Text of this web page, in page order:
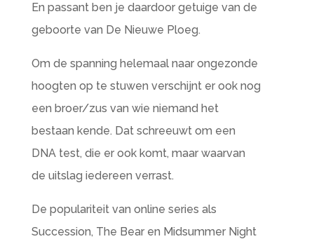
En passant ben je daardoor getuige van de
geboorte van De Nieuwe Ploeg.
Om de spanning helemaal naar ongezonde
hoogten op te stuwen verschijnt er ook nog
een broer/zus van wie niemand het
bestaan kende. Dat schreeuwt om een
DNA test, die er ook komt, maar waarvan
de uitslag iedereen verrast.
De populariteit van online series als
Succession, The Bear en Midsummer Night